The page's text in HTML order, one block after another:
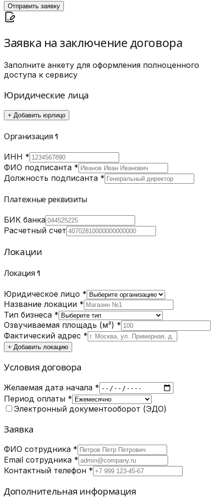
Отправить заявку
Заявка на заключение договора
Заполните анкету для оформления полноценного
доступа к сервису
Юридические лица
+ Добавить юрлицо
Организация1
ИНН *
ФИО подписанта *
Должность подписанта *
Платежные реквизиты
БИК банка
Расчетный счет
Локации
Локация1
Юридическое лицо *
Название локации *
Тип бизнеса *
Озвучиваемая площадь (м²) *
Фактический адрес *
+ Добавить локацию
Условия договора
Желаемая дата начала *
Период оплаты *
Электронный документооборот (ЭДО)
Заявка
ФИО сотрудника *
Email сотрудника *
Контактный телефон *
Дополнительная информация